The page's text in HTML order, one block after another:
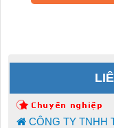
CÔNG TY TNHH